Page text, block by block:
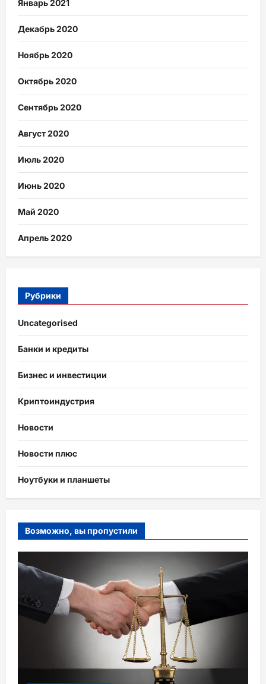
Январь 2021
Декабрь 2020
Ноябрь 2020
Октябрь 2020
Сентябрь 2020
Август 2020
Июль 2020
Июнь 2020
Май 2020
Апрель 2020
Рубрики
Uncategorised
Банки и кредиты
Бизнес и инвестиции
Криптоиндустрия
Новости
Новости плюс
Ноутбуки и планшеты
Возможно, вы пропустили